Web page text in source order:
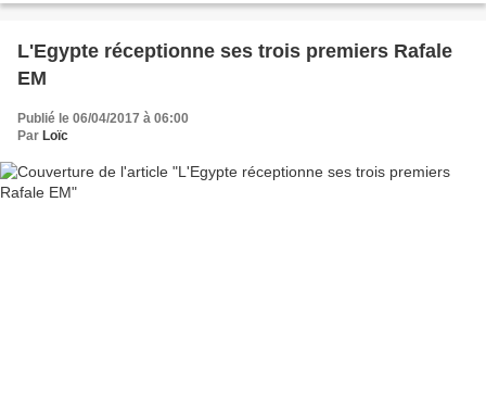
L'Egypte réceptionne ses trois premiers Rafale
EM
Publié le 06/04/2017 à 06:00
Par Loïc